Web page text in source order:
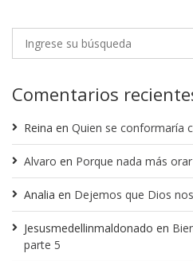
Comentarios
Reina en Quien se conformaría
Alvaro en Porque nada más
Analia en Dejemos que Dios
Jesusmedellinmaldonado en
parte 5